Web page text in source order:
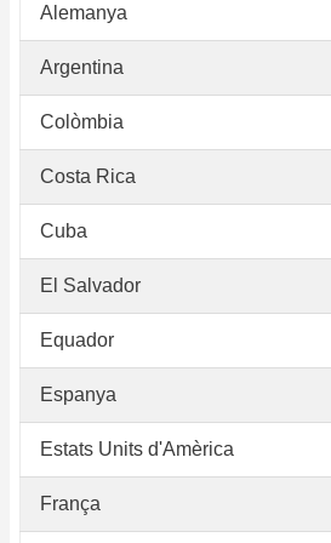
Alemanya
Argentina
Colòmbia
Costa Rica
Cuba
El Salvador
Equador
Espanya
Estats Units d'Amèrica
França